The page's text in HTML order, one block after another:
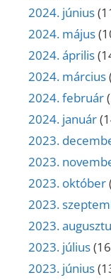
2024. június
2024. május
2024. április
2024. március
2024. február
2024. január
2023.
2023.
2023. október
2023.
2023.
2023. július
2023. június